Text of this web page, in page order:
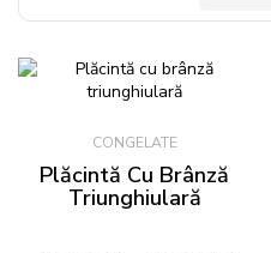
CONGELATE
Plăcintă Cu Brânză
Triunghiulară